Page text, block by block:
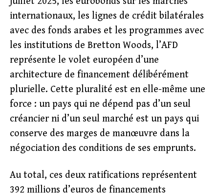
internationaux, les lignes de crédit bilatérales
avec des fonds arabes et les programmes avec
les institutions de Bretton Woods, l’AFD
représente le volet européen d’une
architecture de financement délibérément
plurielle. Cette pluralité est en elle-même une
force : un pays qui ne dépend pas d’un seul
créancier ni d’un seul marché est un pays qui
conserve des marges de manœuvre dans la
négociation des conditions de ses emprunts.
Au total, ces deux ratifications représentent
392 millions d’euros de financements